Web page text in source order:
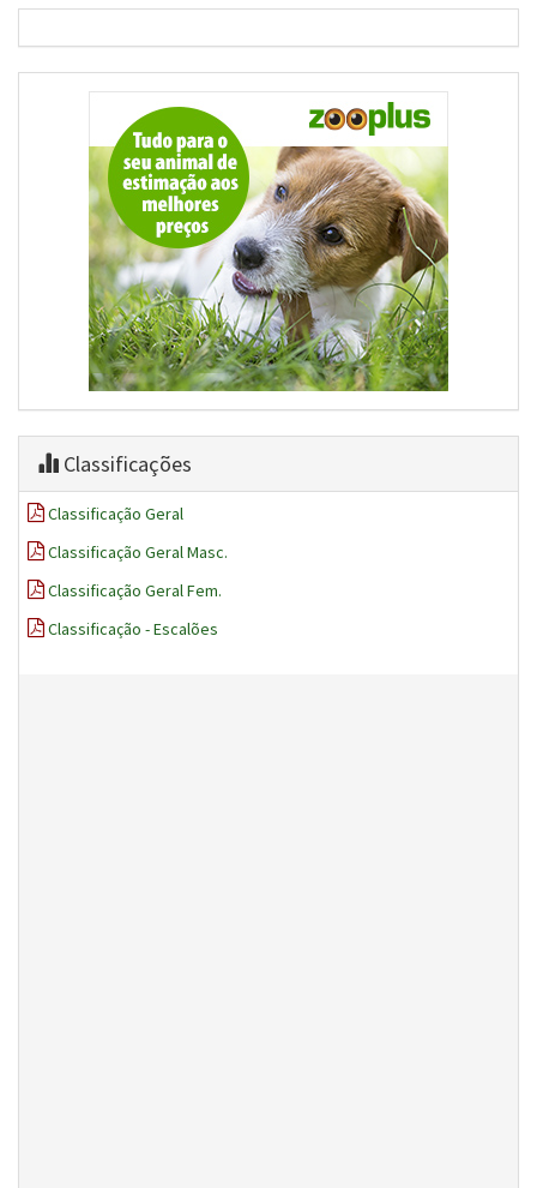
Classificações
Classificação Geral
Classificação Geral Masc.
Classificação Geral Fem.
Classificação - Escalões